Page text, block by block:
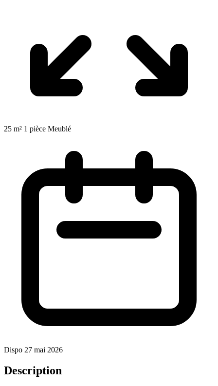
+1
25 m² 1 pièce Meublé
Dispo 27 mai 2026
Description